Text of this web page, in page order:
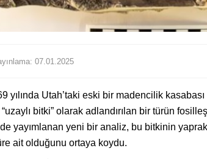
07.01.2025
yılında Utah’taki eski bir madencilik
bitki” olarak adlandırılan bir türün
yayımlanan yeni bir analiz, bu bitkinin
ait olduğunu ortaya koydu.